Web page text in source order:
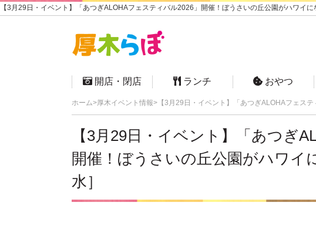
【3月29日・イベント】「あつぎALOHAフェスティバル2026」開催！ぼうさいの丘公園がハワイ
開店・閉店 ランチ おやつ
ホーム 厚木イベント情報 【3月29日・イベント】「あつぎALOHAフェス
【3月29日・イベント】「あつぎ
開催！ぼうさいの丘公園がハワイ
水］